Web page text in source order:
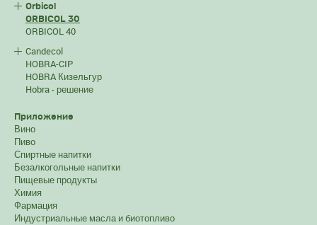
Orbicol
ORBICOL 30
ORBICOL 40
Candecol
HOBRA-CIP
HOBRA Кизельгур
Hobra - решение
Приложение
Вино
Пиво
Спиртные напитки
Безалкогольные напитки
Пищевые продукты
Химия
Фармация
Индустриальные масла и биотопливо